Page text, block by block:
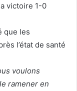
victoire 1-0
que les
l’état de santé
voulons
ramener en